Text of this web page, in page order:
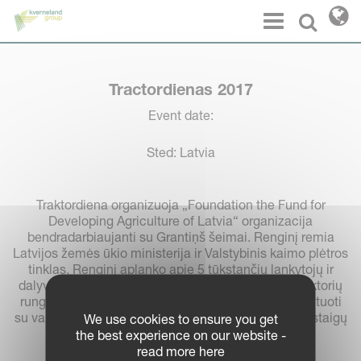
Select
Menu
Tractordienas 2017
Event date:
Sted: Latvia
Traktordiena organizuoja „Foundation the Fund for
Developing Agriculture of Latvia“ organizacija
bendradarbiaujanti su Grantiņš šeimai. Renginį remia
Latvijos žemės ūkio ministerija ir Valstybinis kaimo plėtros
tinklas. Renginį aplanko apie 5 tūkstančių lankytojų ir
dalyvių. Tai galimybė pamatyti įvairių gamintojų traktorių
rungtyse, keistis žiniomis su kitais ūkininkais. Diskutuoti
su valstybės institucijų, nevyriausybinių ir švietimo įstaigų
atstovais.
Cookies management panel
We use cookies to ensure you get
the best experience on our website -
read more here